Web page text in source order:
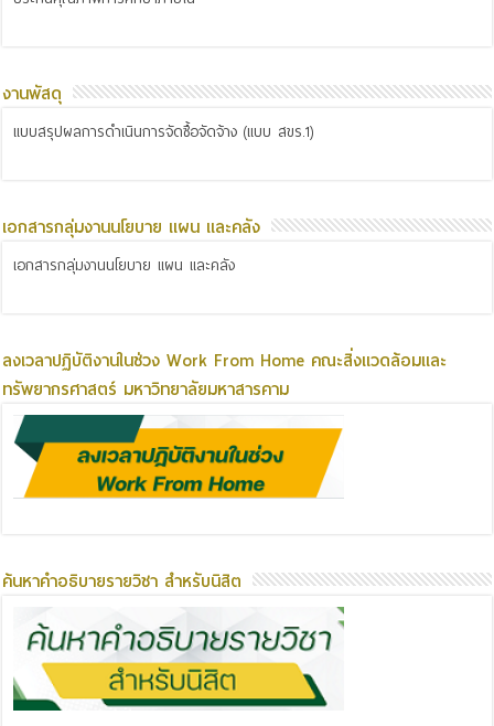
งานพัสดุ
แบบสรุปผลการดำเนินการจัดซื้อจัดจ้าง (แบบ สขร.1)
เอกสารกลุ่มงานนโยบาย แผน และคลัง
เอกสารกลุ่มงานนโยบาย แผน และคลัง
ลงเวลาปฏิบัติงานในช่วง Work From Home คณะสิ่งแวดล้อมและ
ทรัพยากรศาสตร์ มหาวิทยาลัยมหาสารคาม
ค้นหาคำอธิบายรายวิชา สำหรับนิสิต